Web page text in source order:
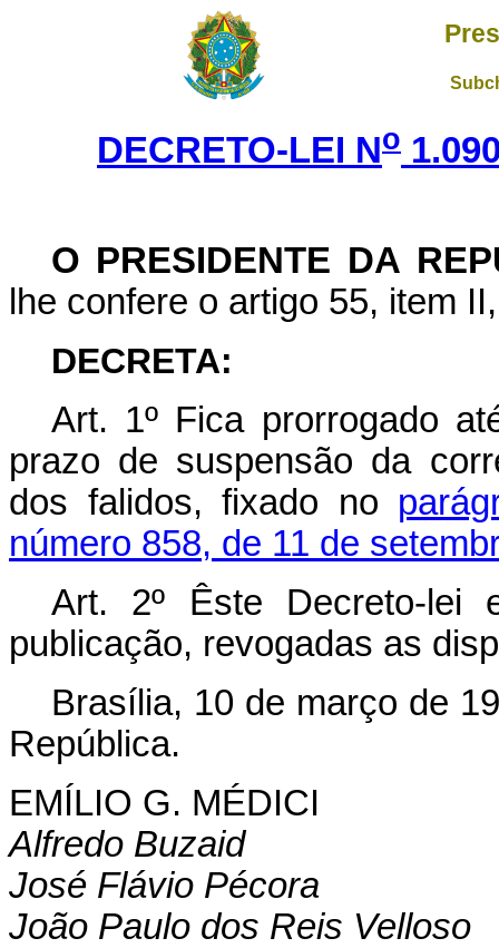
DECRETO-LEI No
O PRESIDENTE DA
lhe confere o artigo 55, item
DECRETA:
Art. 1º Fica prorrogado
prazo de suspensão da
dos falidos, fixado no
número 858, de 11 de
Art. 2º Êste Decreto-lei
publicação, revogadas as
Brasília, 10 de março de
República.
EMÍLIO G. MÉDICI
Alfredo Buzaid
José Flávio Pécora
João Paulo dos Reis Velloso